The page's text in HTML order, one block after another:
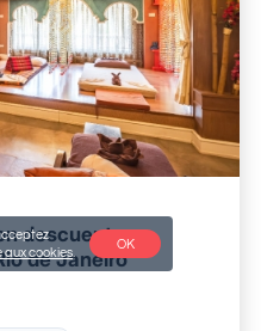
descuentos
de Janeiro
aux cookies
OK